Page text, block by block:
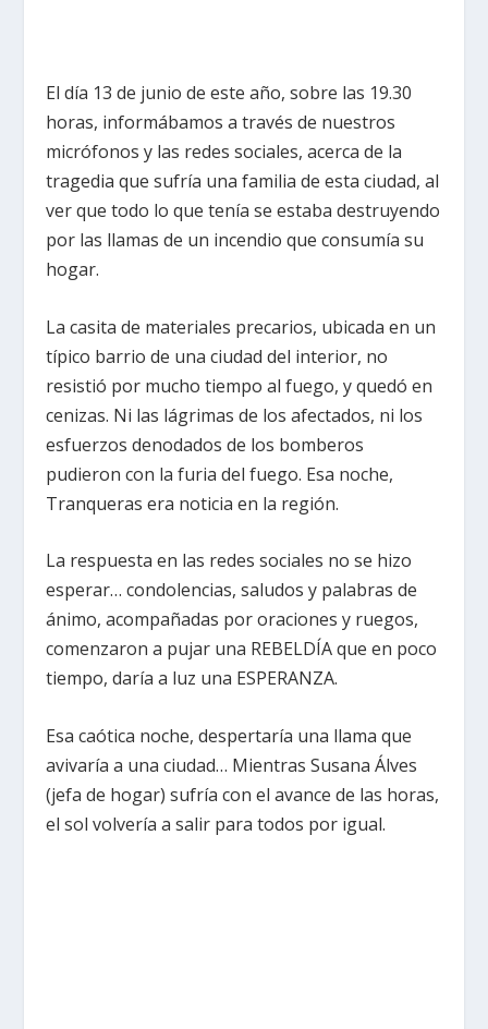
El día 13 de junio de este año, sobre las 19.30
horas, informábamos a través de nuestros
micrófonos y las redes sociales, acerca de la
tragedia que sufría una familia de esta ciudad, al
ver que todo lo que tenía se estaba destruyendo
por las llamas de un incendio que consumía su
hogar.
La casita de materiales precarios, ubicada en un
típico barrio de una ciudad del interior, no
resistió por mucho tiempo al fuego, y quedó en
cenizas. Ni las lágrimas de los afectados, ni los
esfuerzos denodados de los bomberos
pudieron con la furia del fuego. Esa noche,
Tranqueras era noticia en la región.
La respuesta en las redes sociales no se hizo
esperar… condolencias, saludos y palabras de
ánimo, acompañadas por oraciones y ruegos,
comenzaron a pujar una REBELDÍA que en poco
tiempo, daría a luz una ESPERANZA.
Esa caótica noche, despertaría una llama que
avivaría a una ciudad… Mientras Susana Álves
(jefa de hogar) sufría con el avance de las horas,
el sol volvería a salir para todos por igual.